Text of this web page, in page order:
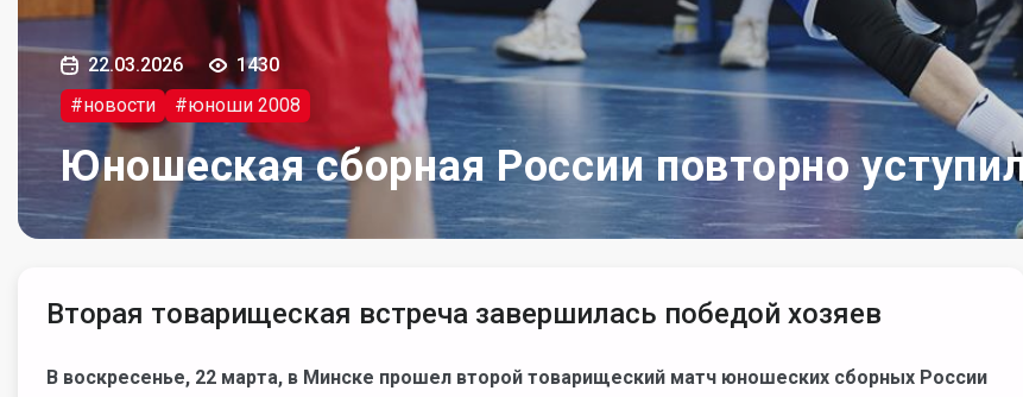
22.03.2026
1430
#новости
#юноши 2008
Юношеская сборная России повторно
Вторая товарищеская встреча завершилась победой хозяев
В воскресенье, 22 марта, в Минске прошел второй товарищеский матч юношеских сборных России